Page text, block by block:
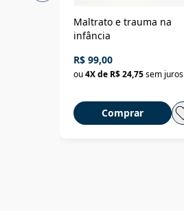
Maltrato e trauma na
infância
R$ 99,00
ou4X de R$ 24,75sem juros
Comprar